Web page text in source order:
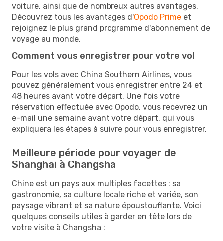
voiture, ainsi que de nombreux autres avantages.
Découvrez tous les avantages d'Opodo Prime et
rejoignez le plus grand programme d'abonnement de
voyage au monde.
Comment vous enregistrer pour votre vol
Pour les vols avec China Southern Airlines, vous
pouvez généralement vous enregistrer entre 24 et
48 heures avant votre départ. Une fois votre
réservation effectuée avec Opodo, vous recevrez un
e-mail une semaine avant votre départ, qui vous
expliquera les étapes à suivre pour vous enregistrer.
Meilleure période pour voyager de
Shanghai à Changsha
Chine est un pays aux multiples facettes : sa
gastronomie, sa culture locale riche et variée, son
paysage vibrant et sa nature époustouflante. Voici
quelques conseils utiles à garder en tête lors de
votre visite à Changsha :